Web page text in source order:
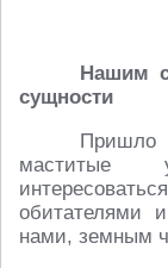
Нашим
сущности
маститые
обитателями
нами, земным